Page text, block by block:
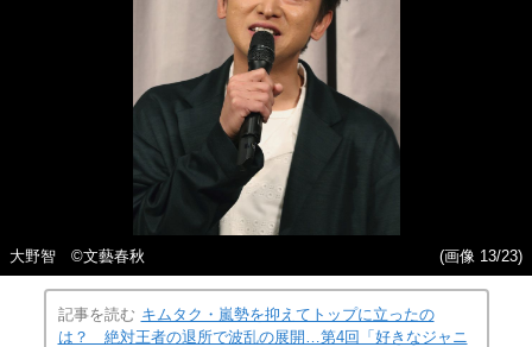
大野智 ©文藝春秋 (画像 13/23)
記事を読む キムタク・嵐勢を抑えてトップに立ったの
は？ 絶対王者の退所で波乱の展開…第4回「好きなジャニ